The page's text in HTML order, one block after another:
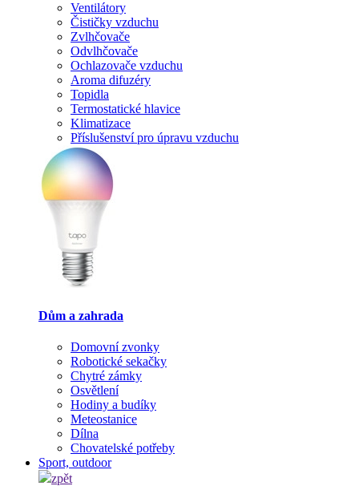
Ventilátory
Čističky vzduchu
Zvlhčovače
Odvlhčovače
Ochlazovače vzduchu
Aroma difuzéry
Topidla
Termostatické hlavice
Klimatizace
Příslušenství pro úpravu vzduchu
Dům a zahrada
Domovní zvonky
Robotické sekačky
Chytré zámky
Osvětlení
Hodiny a budíky
Meteostanice
Dílna
Chovatelské potřeby
Sport, outdoor
zpět